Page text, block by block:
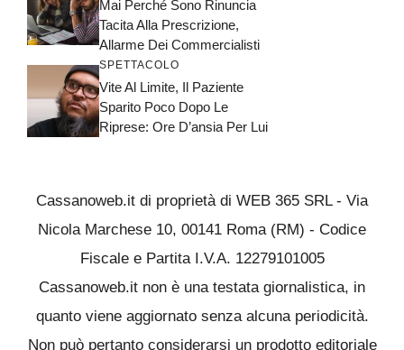
Mai Perché Sono Rinuncia
Tacita Alla Prescrizione,
Allarme Dei Commercialisti
SPETTACOLO
Vite Al Limite, Il Paziente
Sparito Poco Dopo Le
Riprese: Ore D’ansia Per Lui
Cassanoweb.it di proprietà di WEB 365 SRL - Via
Nicola Marchese 10, 00141 Roma (RM) - Codice
Fiscale e Partita I.V.A. 12279101005
Cassanoweb.it non è una testata giornalistica, in
quanto viene aggiornato senza alcuna periodicità.
Non può pertanto considerarsi un prodotto editoriale